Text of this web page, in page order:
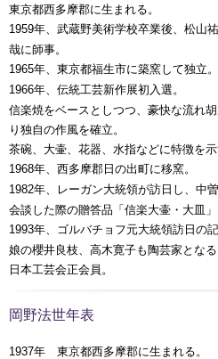
東京都西多摩郡に生まれる。
1959年、武蔵野美術学校卒業後、松山祐
哉に師事。
1965年、東京都福生市に築窯して独立。
1966年、伝統工芸新作展初入選。
信楽焼をベースとしつつ、豪快な流れ
り独自の作風を確立。
茶碗、大壷、花器、水指などに特徴を示
1968年、 西多摩郡日の出町に移窯。
1982年、レーガン大統領が訪日し、中
会談した際の贈答品「信楽大壷・大皿
1993年、ゴルバチョフ元大統領訪日の
娘の櫻井良枝、高木寛子も陶芸家となる
日本工芸会正会員。
岡野法世年表
1937年 東京都西多摩郡に生まれる。